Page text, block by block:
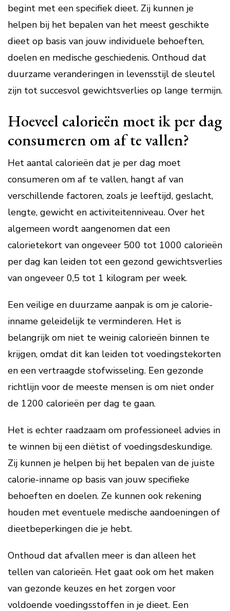
begint met een specifiek dieet. Zij kunnen je
helpen bij het bepalen van het meest geschikte
dieet op basis van jouw individuele behoeften,
doelen en medische geschiedenis. Onthoud dat
duurzame veranderingen in levensstijl de sleutel
zijn tot succesvol gewichtsverlies op lange termijn.
Hoeveel calorieën moet ik per dag
consumeren om af te vallen?
Het aantal calorieën dat je per dag moet
consumeren om af te vallen, hangt af van
verschillende factoren, zoals je leeftijd, geslacht,
lengte, gewicht en activiteitenniveau. Over het
algemeen wordt aangenomen dat een
calorietekort van ongeveer 500 tot 1000 calorieën
per dag kan leiden tot een gezond gewichtsverlies
van ongeveer 0,5 tot 1 kilogram per week.
Een veilige en duurzame aanpak is om je calorie-
inname geleidelijk te verminderen. Het is
belangrijk om niet te weinig calorieën binnen te
krijgen, omdat dit kan leiden tot voedingstekorten
en een vertraagde stofwisseling. Een gezonde
richtlijn voor de meeste mensen is om niet onder
de 1200 calorieën per dag te gaan.
Het is echter raadzaam om professioneel advies in
te winnen bij een diëtist of voedingsdeskundige.
Zij kunnen je helpen bij het bepalen van de juiste
calorie-inname op basis van jouw specifieke
behoeften en doelen. Ze kunnen ook rekening
houden met eventuele medische aandoeningen of
dieetbeperkingen die je hebt.
Onthoud dat afvallen meer is dan alleen het
tellen van calorieën. Het gaat ook om het maken
van gezonde keuzes en het zorgen voor
voldoende voedingsstoffen in je dieet. Een